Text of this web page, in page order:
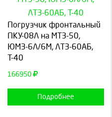
Погрузчик фронтальный
ПКУ-08Л на МТЗ-50,
ЮМЗ-6Л/6М, ЛТЗ-60АБ,
Т-40
166950
Подробнее
Выберите количество:
Продолжить